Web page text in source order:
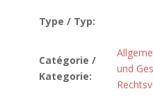
Type / Typ:
Catégorie /
Kategorie:
und